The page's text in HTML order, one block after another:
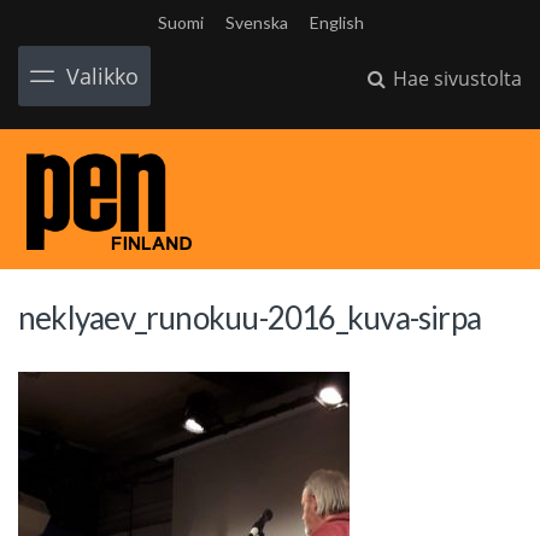
Suomi Svenska English
Valikko Hae sivustolta
neklyaev_runokuu-2016_kuva-sirpa